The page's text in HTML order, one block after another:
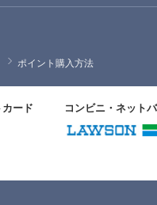
ポイント購入方法
ード コンビニ・ネット